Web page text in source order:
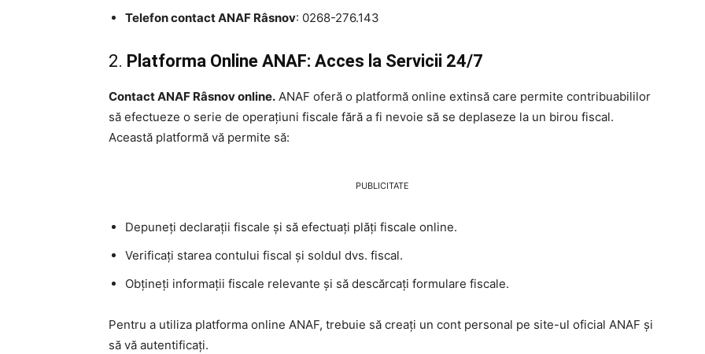
Telefon contact ANAF Râsnov: 0268-276.143
2. Platforma Online ANAF: Acces la Servicii 24/7
Contact ANAF Râsnov online. ANAF oferă o platformă online extinsă care permite contribuabililor
să efectueze o serie de operațiuni fiscale fără a fi nevoie să se deplaseze la un birou fiscal.
Această platformă vă permite să:
PUBLICITATE
Depuneți declarații fiscale și să efectuați plăți fiscale online.
Verificați starea contului fiscal și soldul dvs. fiscal.
Obțineți informații fiscale relevante și să descărcați formulare fiscale.
Pentru a utiliza platforma online ANAF, trebuie să creați un cont personal pe site-ul oficial ANAF și
să vă autentificați.